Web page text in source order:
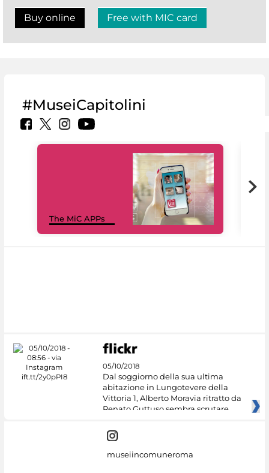
Buy online Free with MIC card
#MuseiCapitolini
The MiC APPs
05/10/2018
Dal soggiorno della sua ultima
abitazione in Lungotevere della
Vittoria 1, Alberto Moravia ritratto da
Renato Guttuso sembra scrutare
museiincomuneroma